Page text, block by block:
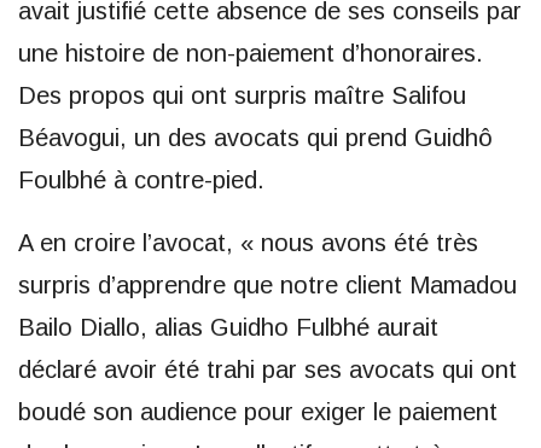
avait justifié cette absence de ses conseils par
une histoire de non-paiement d’honoraires.
Des propos qui ont surpris maître Salifou
Béavogui, un des avocats qui prend Guidhô
Foulbhé à contre-pied.
A en croire l’avocat, « nous avons été très
surpris d’apprendre que notre client Mamadou
Bailo Diallo, alias Guidho Fulbhé aurait
déclaré avoir été trahi par ses avocats qui ont
boudé son audience pour exiger le paiement